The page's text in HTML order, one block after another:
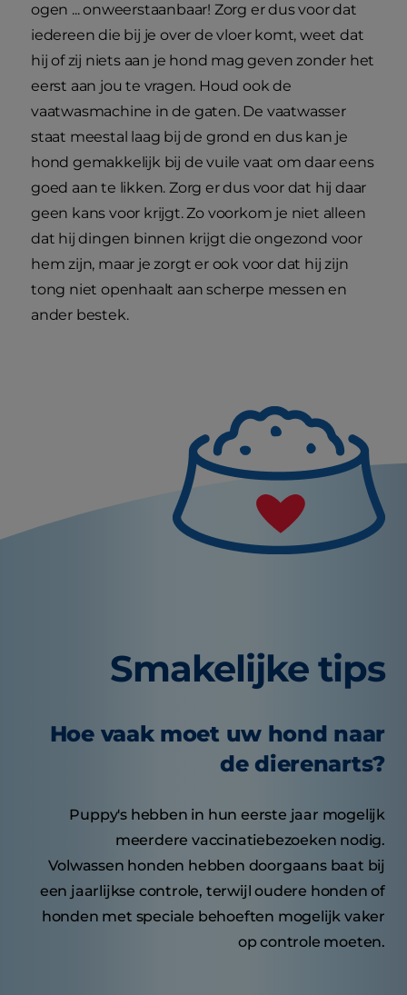
ogen ... onweerstaanbaar! Zorg er dus voor dat
iedereen die bij je over de vloer komt, weet dat
hij of zij niets aan je hond mag geven zonder het
eerst aan jou te vragen. Houd ook de
vaatwasmachine in de gaten. De vaatwasser
staat meestal laag bij de grond en dus kan je
hond gemakkelijk bij de vuile vaat om daar eens
goed aan te likken. Zorg er dus voor dat hij daar
geen kans voor krijgt. Zo voorkom je niet alleen
dat hij dingen binnen krijgt die ongezond voor
hem zijn, maar je zorgt er ook voor dat hij zijn
tong niet openhaalt aan scherpe messen en
ander bestek.
Smakelijke tips
Hoe vaak moet uw hond naar
de dierenarts?
Puppy's hebben in hun eerste jaar mogelijk
meerdere vaccinatiebezoeken nodig.
Volwassen honden hebben doorgaans baat bij
een jaarlijkse controle, terwijl oudere honden of
honden met speciale behoeften mogelijk vaker
op controle moeten.